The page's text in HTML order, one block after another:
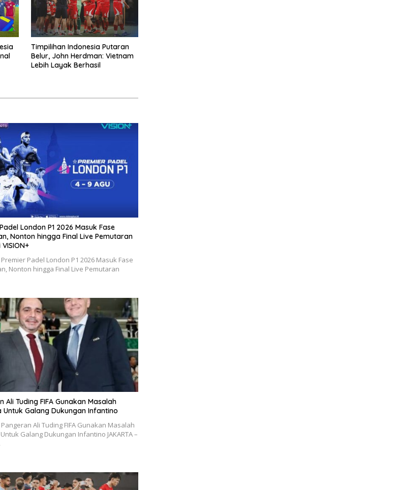
Timpilihan Indonesia Putaran
Belur, John Herdman: Vietnam
Lebih Layak Berhasil
London P1 2026 Masuk Fase
Nonton hingga Final Live Pemutaran
Padel London P1 2026 Masuk Fase
Nonton hingga Final Live Pemutaran
Ali Tuding FIFA Gunakan Masalah
Untuk Galang Dukungan Infantino
Ali Tuding FIFA Gunakan Masalah
Galang Dukungan Infantino JAKARTA –